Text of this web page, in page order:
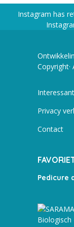
Instagram has
Privacy
Contact
Pedicure